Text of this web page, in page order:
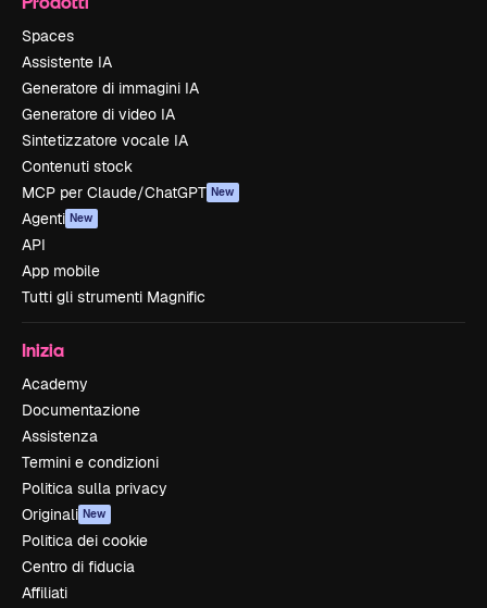
Spaces
Assistente IA
Generatore di immagini IA
Generatore di video IA
Sintetizzatore vocale IA
Contenuti stock
MCP per Claude/ChatGPT New
Agenti New
API
App mobile
Tutti gli strumenti Magnific
Inizia
Academy
Documentazione
Assistenza
Termini e condizioni
Politica sulla privacy
Originali New
Politica dei cookie
Centro di fiducia
Affiliati